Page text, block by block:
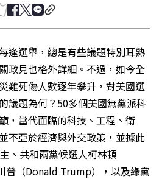
逢選舉，總是有些議題特別耳熟
政見也格外詳細。不過，如今全
難死傷人數逐年攀升，對美國選
議題為何？50多個美國無黨派科
，當代面臨的科技、工程、衛
不亞於經濟與外交政策，並據此
、共和兩黨候選人柯林頓
普（Donald Trump），以及綠黨